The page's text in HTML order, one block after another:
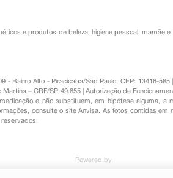
e produtos de beleza, higiene pessoal ,mamãe e
- Bairro Alto - Piracicaba/São Paulo, CEP: 13416-
– CRF/SP 49.855 | Autorização de
e não substituem, em hipótese alguma,
consulte o site Anvisa. As fotos contidas
reservados.
Powered by